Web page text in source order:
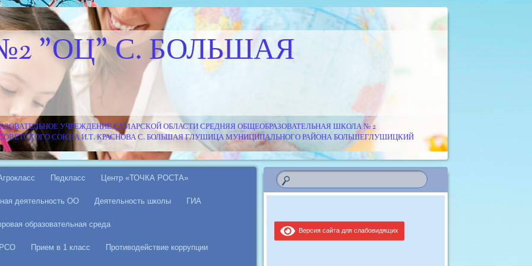
"ОЦ" С. БОЛЬШАЯ
УЧРЕЖДЕНИЕ САМАРСКОЙ ОБЛАСТИ СРЕДНЯЯ ОБЩЕОБРАЗОВАТЕЛЬНАЯ ШКОЛА № 2
СОВЕТСКОГО СОЮЗА И.Т. КРАСНОВА С. БОЛЬШАЯ ГЛУШИЦА МУНИЦИПАЛЬНОГО РАЙОНА БОЛЬШЕГЛУШИЦКИЙ
Педкласс Центр «ТОЧКА РОСТА»
деятельность ОО Деятельность школы ГИА
образовательная среда
Прием в 1 класс Противодействие коррупции
Версия сайта для слабовидящих